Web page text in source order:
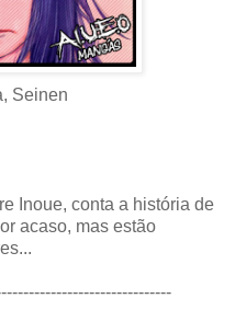
Seinen
Inoue, conta a história de
acaso, mas estão